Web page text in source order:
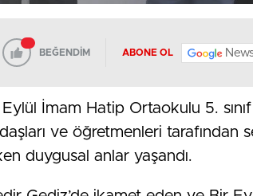
BEĞENDİM ABONE OL
İmam Hatip Ortaokulu 5.
ve öğretmenleri tarafından
duygusal anlar yaşandı.